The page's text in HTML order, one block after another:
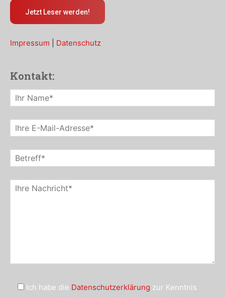
Jetzt Leser werden!
Impressum Datenschutz
Kontakt:
Ich habe die Datenschutzerklärung zur Kenntnis